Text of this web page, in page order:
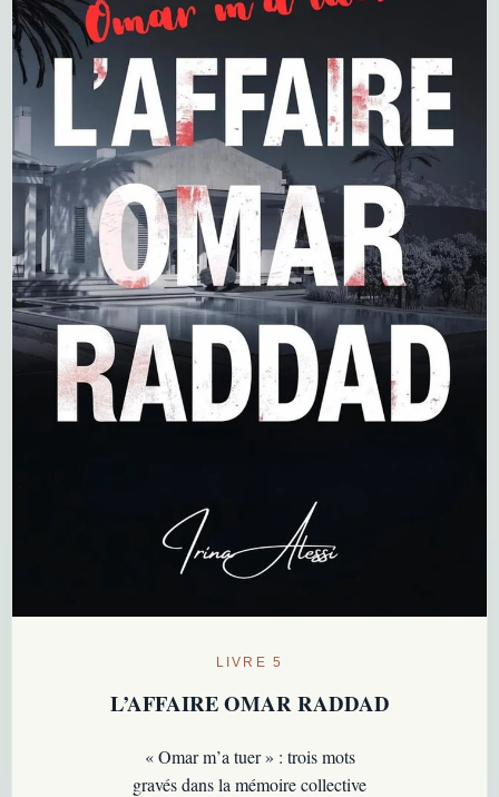
LIVRE 5
L’AFFAIRE OMAR RADDAD
« Omar m’a tuer » : trois mots
gravés dans la mémoire collective